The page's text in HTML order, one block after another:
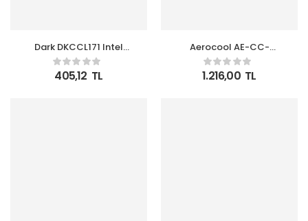
Dark DKCCL171 Intel
LGA1700 Uyumlu Bakır
Destekli İşlemci
Soğutucu
405,12 TL
Aerocool AE-CC-
CYLN4F-W Cylon 4F
Beyaz 12cm ARGB
Şeffaf Fan İşlemci
1.216,00 TL